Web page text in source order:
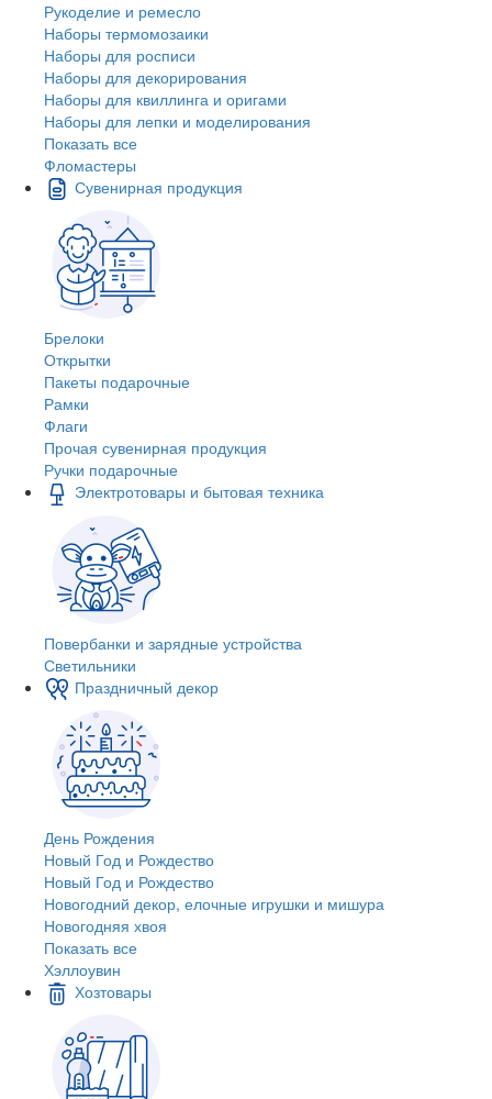
Рукоделие и ремесло
Наборы термомозаики
Наборы для росписи
Наборы для декорирования
Наборы для квиллинга и оригами
Наборы для лепки и моделирования
Показать все
Фломастеры
Сувенирная продукция
Брелоки
Открытки
Пакеты подарочные
Рамки
Флаги
Прочая сувенирная продукция
Ручки подарочные
Электротовары и бытовая техника
Повербанки и зарядные устройства
Светильники
Праздничный декор
День Рождения
Новый Год и Рождество
Новый Год и Рождество
Новогодний декор, елочные игрушки и мишура
Новогодняя хвоя
Показать все
Хэллоувин
Хозтовары